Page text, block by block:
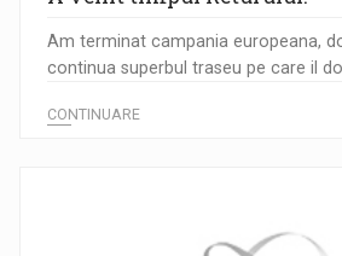
Am terminat campania europeana,
continua superbul traseu pe care il
CONTINUARE